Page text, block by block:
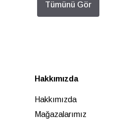
Tümünü Gör
Hakkımızda
Hakkımızda
Mağazalarımız